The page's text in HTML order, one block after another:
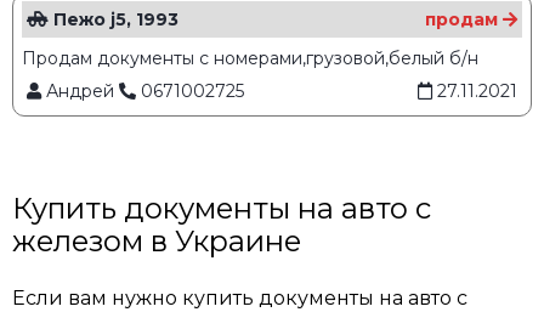
Пежо j5, 1993
продам
Продам документы с номерами,грузовой,белый б/н
Андрей
0671002725 27.11.2021
Купить документы на авто с
железом в Украине
Если вам нужно купить документы на авто с